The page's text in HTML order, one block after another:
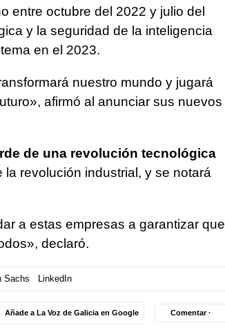
entre octubre del 2022 y julio del
y la seguridad de la inteligencia
en el 2023.
nuestro mundo y jugará
afirmó al anunciar sus nuevos
de una revolución tecnológica
revolución industrial, y se notará
a estas empresas a garantizar que
declaró.
Sachs LinkedIn
Añade a La Voz de Galicia en Google Comentar ·